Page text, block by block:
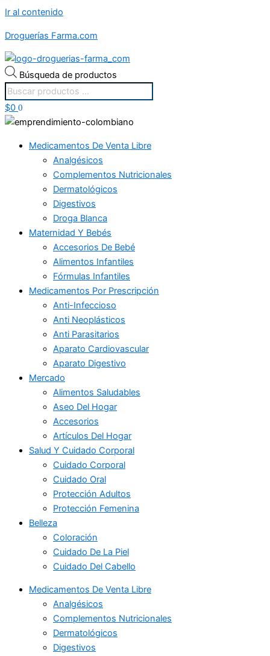
Ir al contenido
Droguerías Farma.com
Búsqueda de productos
$0 0
Medicamentos De Venta Libre
Analgésicos
Complementos Nutricionales
Dermatológicos
Digestivos
Droga Blanca
Maternidad Y Bebés
Accesorios De Bebé
Alimentos Infantiles
Fórmulas Infantiles
Medicamentos Por Prescripción
Anti-Infeccioso
Anti Neoplásticos
Anti Parasitarios
Aparato Cardiovascular
Aparato Digestivo
Mercado
Alimentos Saludables
Aseo Del Hogar
Accesorios
Artículos Del Hogar
Salud Y Cuidado Corporal
Cuidado Corporal
Cuidado Oral
Protección Adultos
Protección Femenina
Belleza
Coloración
Cuidado De La Piel
Cuidado Del Cabello
Medicamentos De Venta Libre
Analgésicos
Complementos Nutricionales
Dermatológicos
Digestivos